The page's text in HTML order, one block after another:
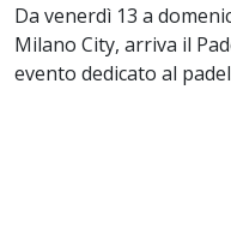
Da venerdì 13 a
Milano City, arriva il
evento dedicato al